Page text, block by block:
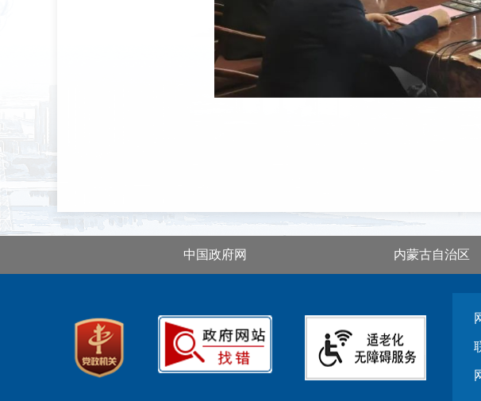
中国政府网 内蒙古自治区